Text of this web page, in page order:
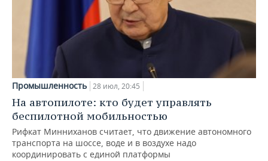
Промышленность 28 июл, 20:45
На автопилоте: кто будет управлять
беспилотной мобильностью
Рифкат Минниханов считает, что движение автономного
транспорта на шоссе, воде и в воздухе надо
координировать с единой платформы